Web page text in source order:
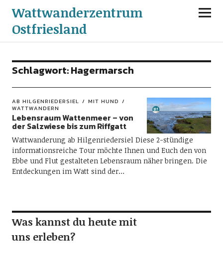
Wattwanderzentrum
Ostfriesland
Schlagwort:Hagermarsch
AB HILGENRIEDERSIEL
MIT HUND
WATTWANDERN
Lebensraum Wattenmeer – von
der Salzwiese bis zum Riffgatt
Wattwanderung ab Hilgenriedersiel Diese 2-stündige
informationsreiche Tour möchte Ihnen und Euch den von
Ebbe und Flut gestalteten Lebensraum näher bringen. Die
Entdeckungen im Watt sind der…
Was kannst du heute mit
uns erleben?